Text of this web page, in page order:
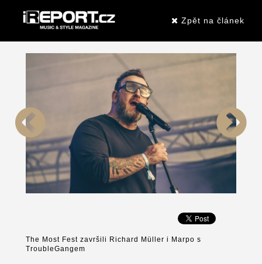
Zpět na článek
The Most Fest završili Richard Müller i Marpo s
TroubleGangem